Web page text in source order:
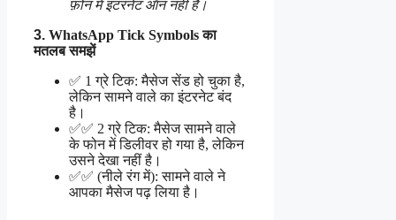
फ़ोन में इंटरनेट ऑन नहीं है।
3. WhatsApp Tick Symbols का
मतलब समझें
✅ 1 ग्रे टिक: मैसेज सेंड हो चुका है,
लेकिन सामने वाले का इंटरनेट बंद
है।
✅✅ 2 ग्रे टिक: मैसेज सामने वाले
के फोन में डिलीवर हो गया है, लेकिन
उसने देखा नहीं है।
✅✅ (नीले रंग में): सामने वाले ने
आपका मैसेज पढ़ लिया है।